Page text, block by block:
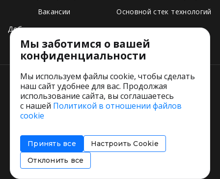
Вакансии
Добавить свое заведение
Тарифы
Основной стек технологий
Пользовательское соглашение
Согласие на обработку персональных данных
Соглашение об информировании
Политика использования cookies
Мы заботимся о вашей
конфиденциальности
Мы используем файлы cookie, чтобы сделать
наш сайт удобнее для вас. Продолжая
использование сайта, вы соглашаетесь
с нашей Политикой в отношении файлов
cookie
Принять все
Настроить Cookie
Отклонить все